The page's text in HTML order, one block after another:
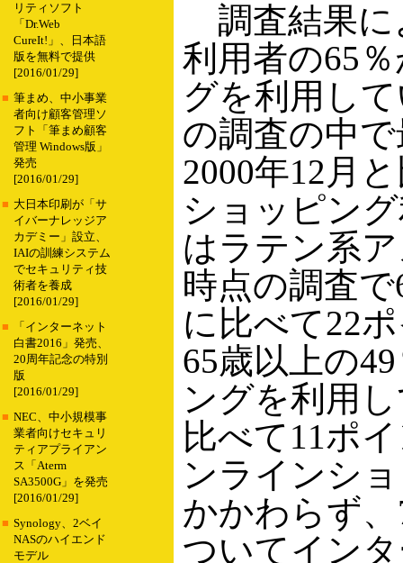
リティソフト
「Dr.Web
CureIt!」、日本語
版を無料で提供
[2016/01/29]
■ 筆まめ、中小事業
者向け顧客管理ソ
フト「筆まめ顧客
管理 Windows版」
発売
[2016/01/29]
■ 大日本印刷が「サ
イバーナレッジア
カデミー」設立、
IAIの訓練システム
でセキュリティ技
術者を養成
[2016/01/29]
■
「インターネット
白書2016」発売、
20周年記念の特別
版
[2016/01/29]
■ NEC、中小規模事
業者向けセキュリ
ティアプライアン
ス「Aterm
SA3500G」を発売
[2016/01/29]
■ Synology、2ベイ
NASのハイエンド
モデル
調査結果に
利用者の65
グを利用し
の調査の中
2000年12月
ショッピン
はラテン系
時点の調査
に比べて22
65歳以上の
ングを利用
比べて11ポ
ンラインシ
かかわらず
ついてイン